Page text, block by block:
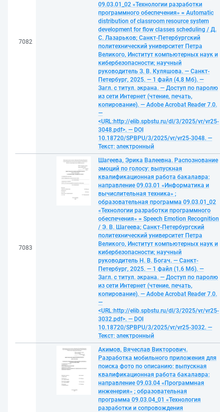
7082
09.03.01_02 «Технологии разработки
программного обеспечения» = Automatic
distribution of classroom resource system
development for flow classes scheduling / Д.
С. Лазарьков; Санкт-Петербургский
политехнический университет Петра
Великого, Институт компьютерных наук и
кибербезопасности; научный
руководитель З. В. Куляшова. — Санкт-
Петербург, 2025. — 1 файл (4,8 Мб). —
Загл. с титул. экрана. — Доступ по паролю
из сети Интернет (чтение, печать,
копирование). — Adobe Acrobat Reader 7.0.
—
<URL:http://elib.spbstu.ru/dl/3/2025/vr/vr25-
3048.pdf>. — DOI
10.18720/SPBPU/3/2025/vr/vr25-3048. —
Текст: электронный
7083
Шагеева, Эрика Валеевна. Распознование
эмоций по голосу: выпускная
квалификационная работа бакалавра:
направление 09.03.01 «Информатика и
вычислительная техника» ;
образовательная программа 09.03.01_02
«Технологии разработки программного
обеспечения» = Speech Emotion Recognition
/ Э. В. Шагеева; Санкт-Петербургский
политехнический университет Петра
Великого, Институт компьютерных наук и
кибербезопасности; научный
руководитель Н. В. Богач. — Санкт-
Петербург, 2025. — 1 файл (1,6 Мб). —
Загл. с титул. экрана. — Доступ по паролю
из сети Интернет (чтение, печать,
копирование). — Adobe Acrobat Reader 7.0.
—
<URL:http://elib.spbstu.ru/dl/3/2025/vr/vr25-
3032.pdf>. — DOI
10.18720/SPBPU/3/2025/vr/vr25-3032. —
Текст: электронный
Акимов, Вячеслав Викторович.
Разработка мобильного приложения для
поиска фото по описанию: выпускная
квалификационная работа бакалавра:
направление 09.03.04 «Программная
инженерия» ; образовательная
программа 09.03.04_01 «Технология
разработки и сопровождения